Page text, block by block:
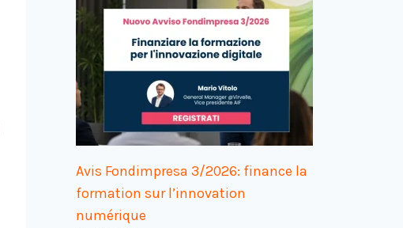
Avis Fondimpresa 3/2026: finance la
formation sur l’innovation
numérique